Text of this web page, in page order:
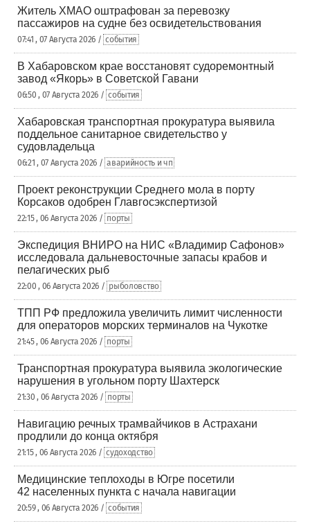
Житель ХМАО оштрафован за перевозку
пассажиров на судне без освидетельствования
07:41 , 07 Августа 2026 / события
В Хабаровском крае восстановят судоремонтный
завод «Якорь» в Советской Гавани
06:50 , 07 Августа 2026 / события
Хабаровская транспортная прокуратура выявила
поддельное санитарное свидетельство у
судовладельца
06:21 , 07 Августа 2026 / аварийность и чп
Проект реконструкции Среднего мола в порту
Корсаков одобрен Главгосэкспертизой
22:15 , 06 Августа 2026 / порты
Экспедиция ВНИРО на НИС «Владимир Сафонов»
исследовала дальневосточные запасы крабов и
пелагических рыб
22:00 , 06 Августа 2026 / рыболовство
ТПП РФ предложила увеличить лимит численности
для операторов морских терминалов на Чукотке
21:45 , 06 Августа 2026 / порты
Транспортная прокуратура выявила экологические
нарушения в угольном порту Шахтерск
21:30 , 06 Августа 2026 / порты
Навигацию речных трамвайчиков в Астрахани
продлили до конца октября
21:15 , 06 Августа 2026 / судоходство
Медицинские теплоходы в Югре посетили
42 населенных пункта с начала навигации
20:59 , 06 Августа 2026 / события